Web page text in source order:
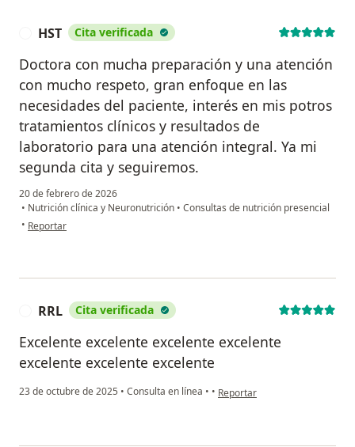
HST Cita verificada
Doctora con mucha preparación y una atención
con mucho respeto, gran enfoque en las
necesidades del paciente, interés en mis potros
tratamientos clínicos y resultados de
laboratorio para una atención integral. Ya mi
segunda cita y seguiremos.
20 de febrero de 2026
• Nutrición clínica y Neuronutrición • Consultas de nutrición presencial
• en opinión del usuario HST
Reportar
RRL Cita verificada
Excelente excelente excelente excelente
excelente excelente excelente
23 de octubre de 2025 • Consulta en línea • • en opinión del usuario RRL
Reportar